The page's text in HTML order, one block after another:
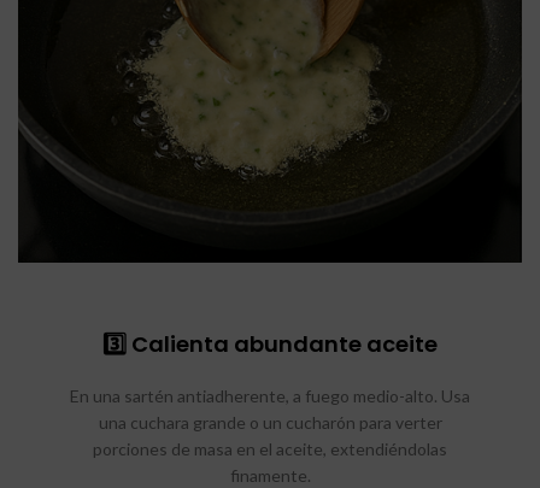
3️⃣ Calienta abundante aceite
En una sartén antiadherente, a fuego medio-alto. Usa
una cuchara grande o un cucharón para verter
porciones de masa en el aceite, extendiéndolas
finamente.